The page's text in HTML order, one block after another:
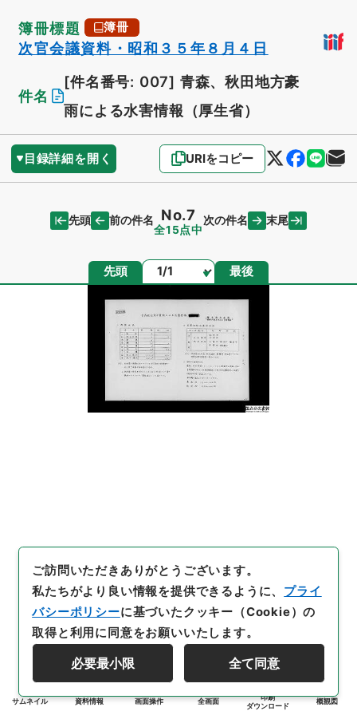
簿冊標題 簿冊
次官会議資料・昭和３５年８月４日
件名
[件名番号: 007] 青森、秋田地方豪
雨による水害情報（厚生省）
目録詳細を開く URIをコピー
先頭 前の件名 No.7
全15点中
次の件名 末尾
先頭 ページ 最後
サムネイル 資料情報 画面操作 全画面
印刷
ダウンロード
概観図
ご訪問いただきありがとうございます。
私たちがより良い情報を提供できるように、 プライ
バシーポリシーに基づいたクッキー（Cookie）の
取得と利用に同意をお願いいたします。
必要最小限 全て同意